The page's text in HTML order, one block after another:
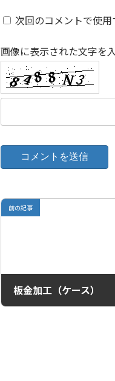
次回のコメントで使
画像に表示された文字を
前の記事
板金加工（ケース）